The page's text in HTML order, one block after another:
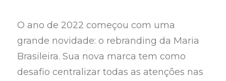
O ano de 2022 começou com uma
grande novidade: o rebranding da Maria
Brasileira. Sua nova marca tem como
desafio centralizar todas as atenções nas